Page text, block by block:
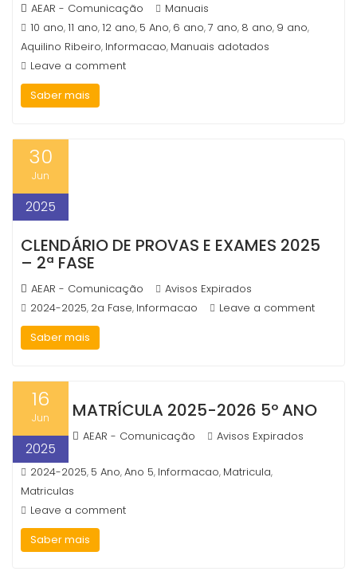
AEAR - Comunicação
Manuais
10 ano,11 ano,12 ano, 5 Ano, 6 ano,7 ano, 8 ano, 9 ano,
Aquilino Ribeiro, Informacao, Manuais adotados
Leave a comment
Saber mais
30
Jun
2025
CLENDÁRIO DE PROVAS E EXAMES 2025
– 2ª FASE
AEAR - Comunicação
Avisos Expirados
2024-2025, 2a Fase, Informacao
Leave a comment
Saber mais
16
Jun
2025
MATRÍCULA 2025-2026 5º ANO
AEAR - Comunicação Avisos Expirados
2024-2025, 5 Ano,Ano 5, Informacao, Matricula,
Matriculas
Leave a comment
Saber mais
to perform
as well as
during your
visit. If you
refuse these
cookies,
some
will
disappear
from the
website.
By sharing
your
and
behavior as
site, you
increase the
personalized
content and
offers.